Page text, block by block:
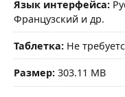
Язык интерфейса:
Французский и др.
Таблетка: Не
Размер: 303.11 MB